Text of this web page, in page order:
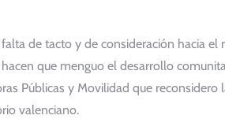
de tacto y de consideración hacia
que menguo el desarrollo
Públicas y Movilidad que
valenciano.